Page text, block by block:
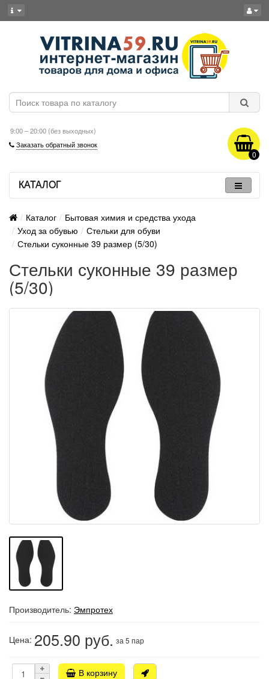
9:00 – 20:00 (без выходных)
Заказать обратный звонок
0
КАТАЛОГ
Каталог
Бытовая химия и средства ухода
Уход за обувью
Стельки для обуви
Стельки суконные 39 размер (5/30)
Стельки суконные 39 размер
(5/30)
Производитель: Эмпротех
Цена: 205.90 руб. за 5 пар
В корзину